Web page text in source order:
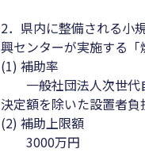
2．県内に整備される小
興センターが実施する「
(1) 補助率
一般社団法人次世代
決定額を除いた設置者
(2) 補助上限額
3000万円